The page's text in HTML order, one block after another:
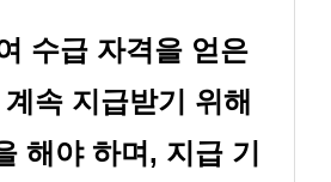
수급 자격을 얻은
속 지급받기 위해
해야 하며, 지급 기